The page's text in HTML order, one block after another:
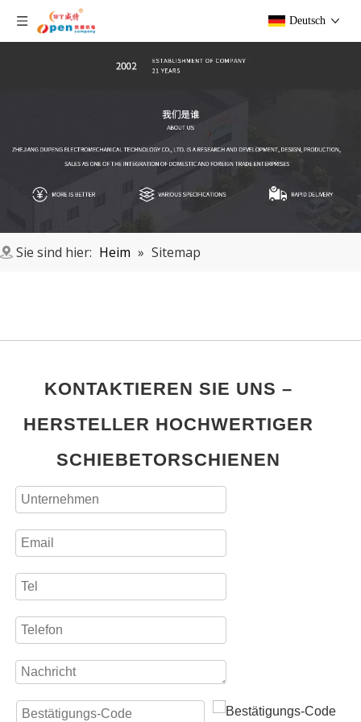
Deutsch
Sie sind hier: Heim » Sitemap
KONTAKTIEREN SIE UNS –
HERSTELLER HOCHWERTIGER
SCHIEBETORSCHIENEN